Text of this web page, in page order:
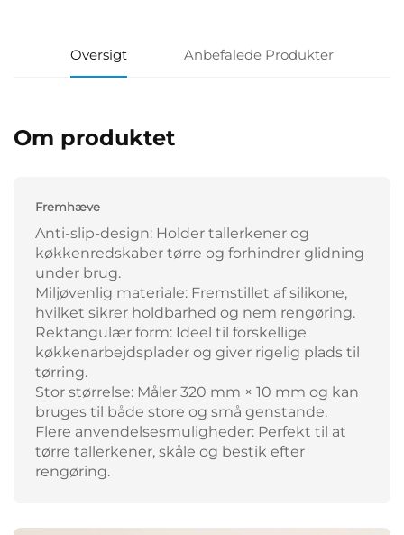
Oversigt Anbefalede Produkter
Om produktet
Fremhæve
Anti-slip-design: Holder tallerkener og
køkkenredskaber tørre og forhindrer glidning
under brug.
Miljøvenlig materiale: Fremstillet af silikone,
hvilket sikrer holdbarhed og nem rengøring.
Rektangulær form: Ideel til forskellige
køkkenarbejdsplader og giver rigelig plads til
tørring.
Stor størrelse: Måler 320 mm × 10 mm og kan
bruges til både store og små genstande.
Flere anvendelsesmuligheder: Perfekt til at
tørre tallerkener, skåle og bestik efter
rengøring.